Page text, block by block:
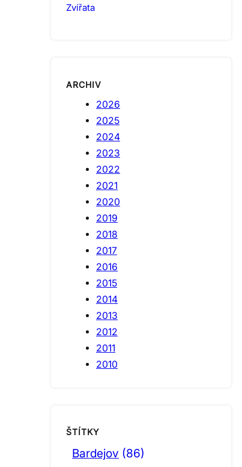
Zvířata
ARCHIV
2026
2025
2024
2023
2022
2021
2020
2019
2018
2017
2016
2015
2014
2013
2012
2011
2010
ŠTÍTKY
Bardejov (86)